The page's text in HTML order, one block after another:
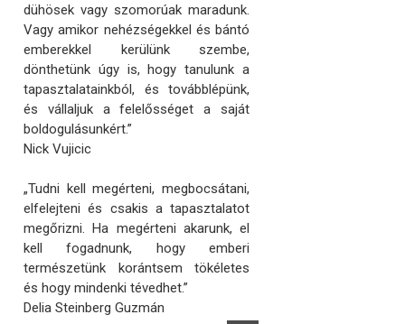
dühösek vagy szomorúak maradunk.
Vagy amikor nehézségekkel és bántó
emberekkel kerülünk szembe,
dönthetünk úgy is, hogy tanulunk a
tapasztalatainkból, és továbblépünk,
és vállaljuk a felelősséget a saját
boldogulásunkért.”
Nick Vujicic
„Tudni kell megérteni, megbocsátani,
elfelejteni és csakis a tapasztalatot
megőrizni. Ha megérteni akarunk, el
kell fogadnunk, hogy emberi
természetünk korántsem tökéletes
és hogy mindenki tévedhet.”
Delia Steinberg Guzmán